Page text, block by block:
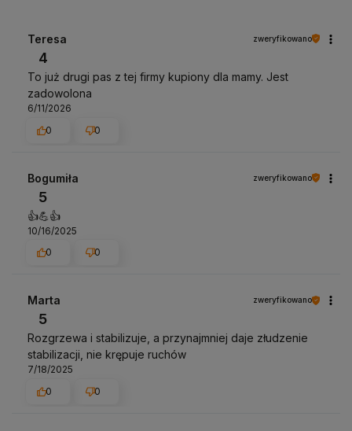
Teresa zweryfikowano
4
To już drugi pas z tej firmy kupiony dla mamy. Jest
zadowolona
6/11/2026
0
0
Bogumiła zweryfikowano
5
👍️💪👍️
10/16/2025
0
0
Marta zweryfikowano
5
Rozgrzewa i stabilizuje, a przynajmniej daje złudzenie
stabilizacji, nie krępuje ruchów
7/18/2025
0
0